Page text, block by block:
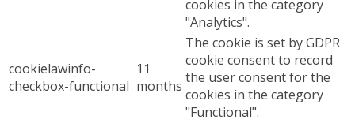
cookies in the category
"Analytics".
cookielawinfo-
checkbox-functional
11
months
The cookie is set by GDPR
cookie consent to record
the user consent for the
cookies in the category
"Functional".